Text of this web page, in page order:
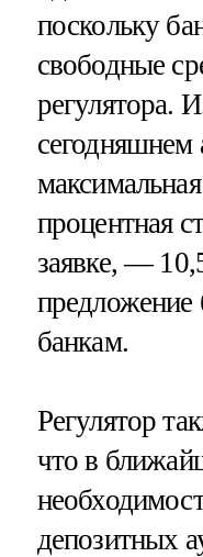
поскольку
свободные
регулятора.
сегодняшнем
процентная
заявке, —
предложение
банкам.
Регулятор
что в
депозитных